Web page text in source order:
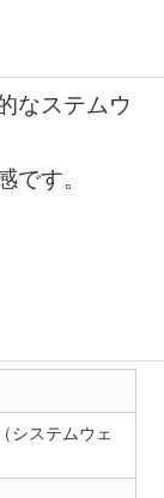
なステムウ
です。
システムウェ